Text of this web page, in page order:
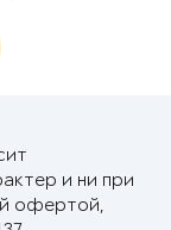
и ни при
офертой,